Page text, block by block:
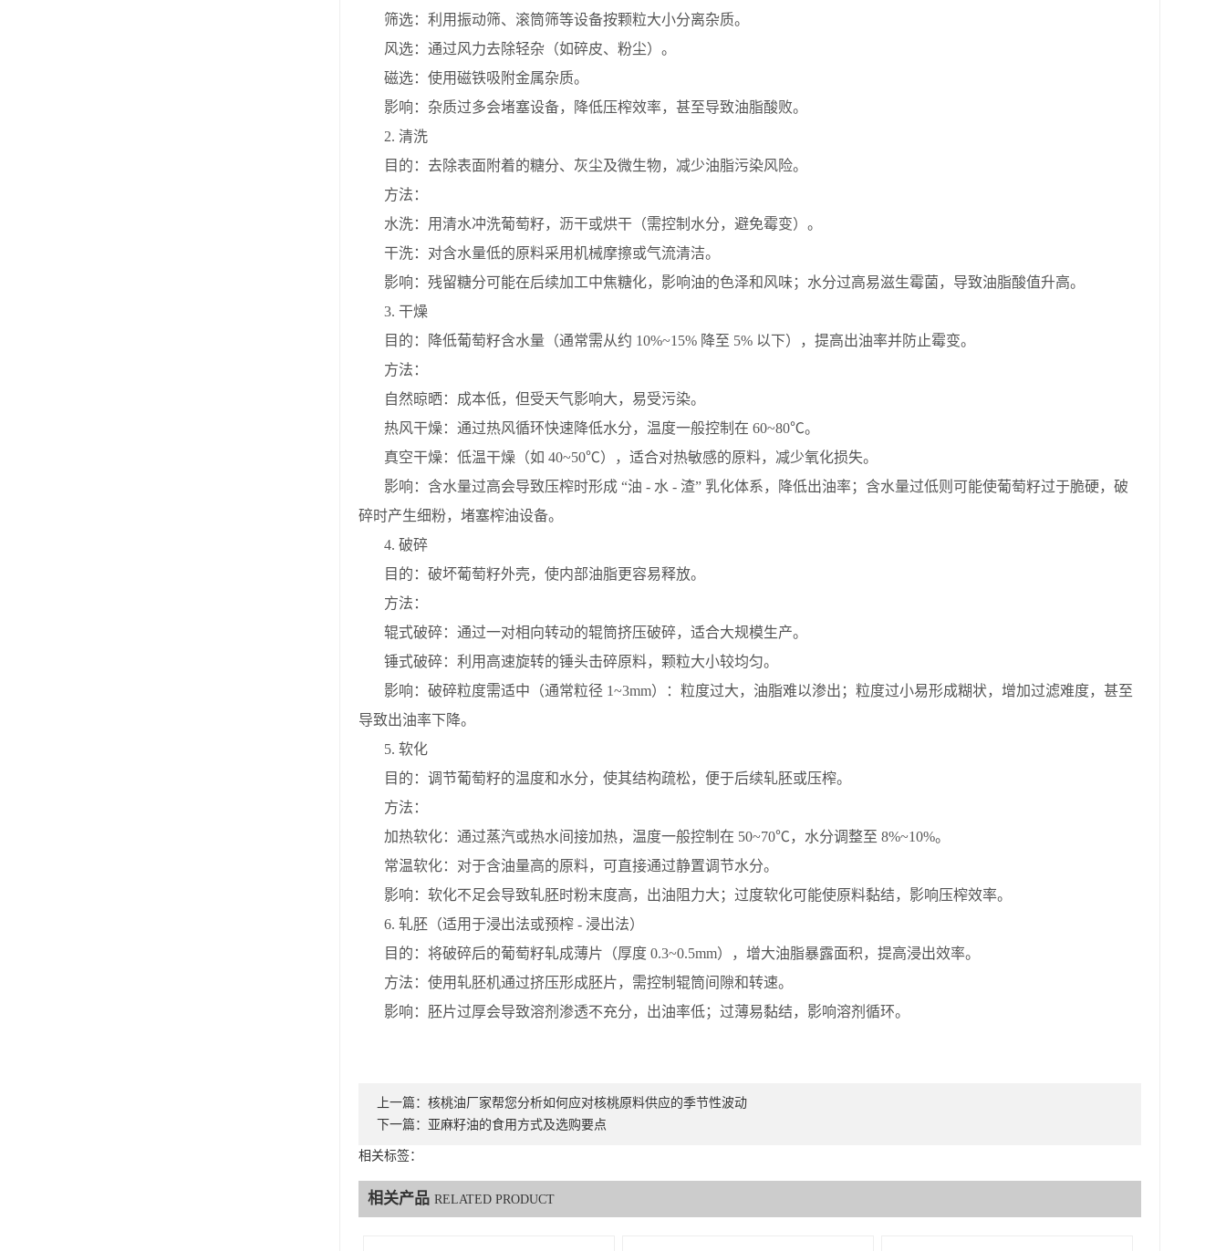
筛选：利用振动筛、滚筒筛等设备按颗粒大小分离杂质。
风选：通过风力去除轻杂（如碎皮、粉尘）。
磁选：使用磁铁吸附金属杂质。
影响：杂质过多会堵塞设备，降低压榨效率，甚至导致油脂酸败。
2. 清洗
目的：去除表面附着的糖分、灰尘及微生物，减少油脂污染风险。
方法：
水洗：用清水冲洗葡萄籽，沥干或烘干（需控制水分，避免霉变）。
干洗：对含水量低的原料采用机械摩擦或气流清洁。
影响：残留糖分可能在后续加工中焦糖化，影响油的色泽和风味；水分过高易滋生霉菌，导致油脂酸值升高。
3. 干燥
目的：降低葡萄籽含水量（通常需从约 10%~15% 降至 5% 以下），提高出油率并防止霉变。
方法：
自然晾晒：成本低，但受天气影响大，易受污染。
热风干燥：通过热风循环快速降低水分，温度一般控制在 60~80℃。
真空干燥：低温干燥（如 40~50℃），适合对热敏感的原料，减少氧化损失。
影响：含水量过高会导致压榨时形成 “油 - 水 - 渣” 乳化体系，降低出油率；含水量过低则可能使葡萄籽过于脆硬，破
碎时产生细粉，堵塞榨油设备。
4. 破碎
目的：破坏葡萄籽外壳，使内部油脂更容易释放。
方法：
辊式破碎：通过一对相向转动的辊筒挤压破碎，适合大规模生产。
锤式破碎：利用高速旋转的锤头击碎原料，颗粒大小较均匀。
影响：破碎粒度需适中（通常粒径 1~3mm）：粒度过大，油脂难以渗出；粒度过小易形成糊状，增加过滤难度，甚至
导致出油率下降。
5. 软化
目的：调节葡萄籽的温度和水分，使其结构疏松，便于后续轧胚或压榨。
方法：
加热软化：通过蒸汽或热水间接加热，温度一般控制在 50~70℃，水分调整至 8%~10%。
常温软化：对于含油量高的原料，可直接通过静置调节水分。
影响：软化不足会导致轧胚时粉末度高，出油阻力大；过度软化可能使原料黏结，影响压榨效率。
6. 轧胚（适用于浸出法或预榨 - 浸出法）
目的：将破碎后的葡萄籽轧成薄片（厚度 0.3~0.5mm），增大油脂暴露面积，提高浸出效率。
方法：使用轧胚机通过挤压形成胚片，需控制辊筒间隙和转速。
影响：胚片过厚会导致溶剂渗透不充分，出油率低；过薄易黏结，影响溶剂循环。
上一篇： 核桃油厂家帮您分析如何应对核桃原料供应的季节性波动
下一篇： 亚麻籽油的食用方式及选购要点
相关标签：
相关产品 RELATED PRODUCT